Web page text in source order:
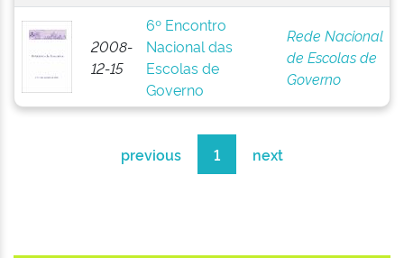
2008-
12-15
6º Encontro
Nacional das
Escolas de
Governo
Rede Nacional
de Escolas de
Governo
previous 1 next